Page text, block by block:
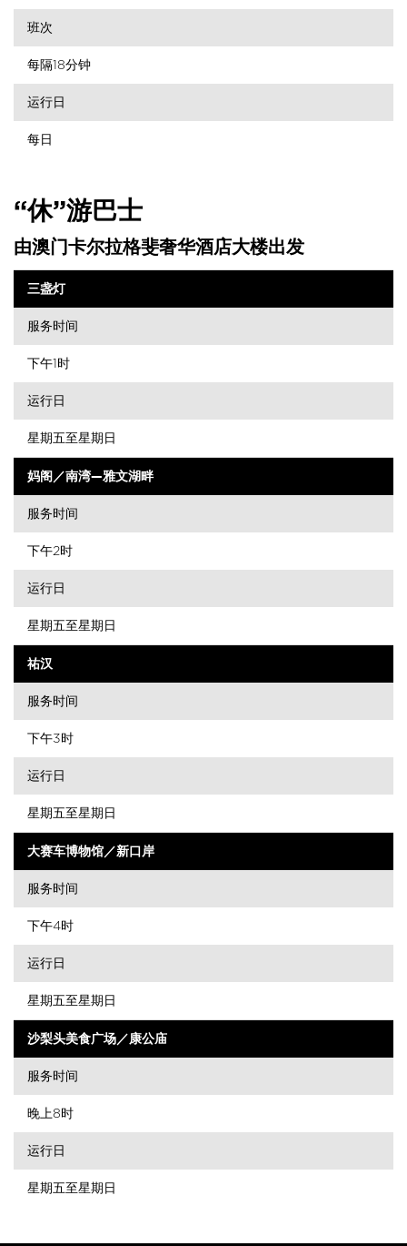
班次
每隔18分钟
运行日
每日
“休”游巴士
由澳门卡尔拉格斐奢华酒店大楼出发
三盏灯
服务时间
下午1时
运行日
星期五至星期日
妈阁／南湾—雅文湖畔
服务时间
下午2时
运行日
星期五至星期日
祐汉
服务时间
下午3时
运行日
星期五至星期日
大赛车博物馆／新口岸
服务时间
下午4时
运行日
星期五至星期日
沙梨头美食广场／康公庙
服务时间
晚上8时
运行日
星期五至星期日